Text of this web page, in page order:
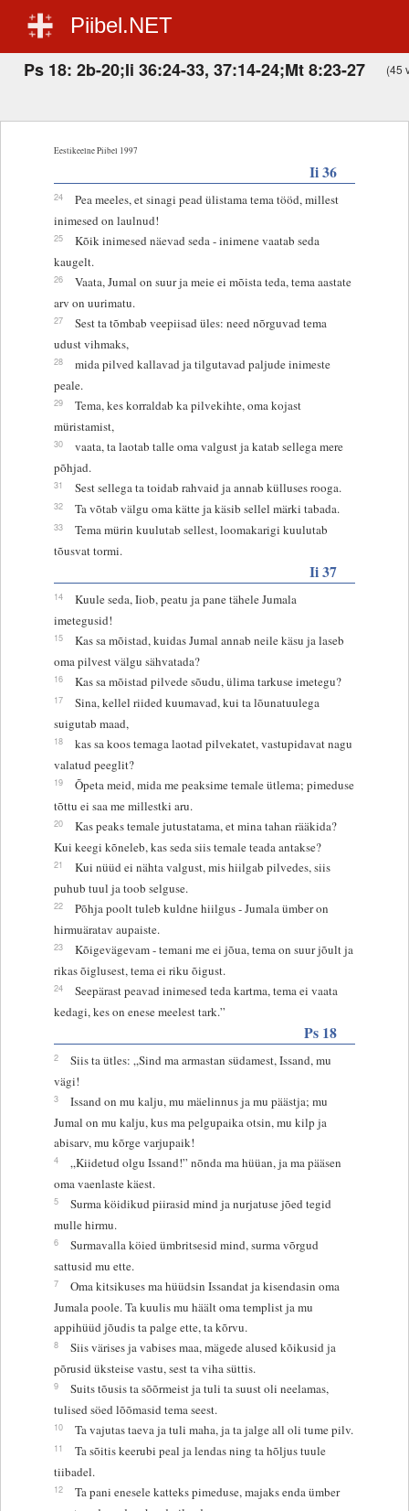
Piibel.NET
Ps 18: 2b-20;Ii 36:24-33, 37:14-24;Mt 8:23-27 (45
Eestikeelne Piibel 1997
Ii 36
24
Pea meeles, et sinagi pead ülistama tema tööd, millest
inimesed on laulnud!
25
Kõik inimesed näevad seda - inimene vaatab seda
kaugelt.
26
Vaata, Jumal on suur ja meie ei mõista teda, tema aastate
arv on uurimatu.
27
Sest ta tõmbab veepiisad üles: need nõrguvad tema
udust vihmaks,
28
mida pilved kallavad ja tilgutavad paljude inimeste
peale.
29
Tema, kes korraldab ka pilvekihte, oma kojast
müristamist,
30
vaata, ta laotab talle oma valgust ja katab sellega mere
põhjad.
31 Sest sellega ta toidab rahvaid ja annab külluses rooga.
32 Ta võtab välgu oma kätte ja käsib sellel märki tabada.
33
Tema mürin kuulutab sellest, loomakarigi kuulutab
tõusvat tormi.
Ii 37
14
Kuule seda, Iiob, peatu ja pane tähele Jumala
imetegusid!
15
Kas sa mõistad, kuidas Jumal annab neile käsu ja laseb
oma pilvest välgu sähvatada?
16 Kas sa mõistad pilvede sõudu, ülima tarkuse imetegu?
17
Sina, kellel riided kuumavad, kui ta lõunatuulega
suigutab maad,
18
kas sa koos temaga laotad pilvekatet, vastupidavat nagu
valatud peeglit?
19
Õpeta meid, mida me peaksime temale ütlema; pimeduse
tõttu ei saa me millestki aru.
20
Kas peaks temale jutustatama, et mina tahan rääkida?
Kui keegi kõneleb, kas seda siis temale teada antakse?
21
Kui nüüd ei nähta valgust, mis hiilgab pilvedes, siis
puhub tuul ja toob selguse.
22
Põhja poolt tuleb kuldne hiilgus - Jumala ümber on
hirmuäratav aupaiste.
23
Kõigevägevam - temani me ei jõua, tema on suur jõult ja
rikas õiglusest, tema ei riku õigust.
24
Seepärast peavad inimesed teda kartma, tema ei vaata
kedagi, kes on enese meelest tark.”
Ps 18
2
Siis ta ütles: „Sind ma armastan südamest, Issand, mu
vägi!
3
Issand on mu kalju, mu mäelinnus ja mu päästja; mu
Jumal on mu kalju, kus ma pelgupaika otsin, mu kilp ja
abisarv, mu kõrge varjupaik!
4
„Kiidetud olgu Issand!” nõnda ma hüüan, ja ma pääsen
oma vaenlaste käest.
5
Surma köidikud piirasid mind ja nurjatuse jõed tegid
mulle hirmu.
6
Surmavalla köied ümbritsesid mind, surma võrgud
sattusid mu ette.
7
Oma kitsikuses ma hüüdsin Issandat ja kisendasin oma
Jumala poole. Ta kuulis mu häält oma templist ja mu
appihüüd jõudis ta palge ette, ta kõrvu.
8
Siis värises ja vabises maa, mägede alused kõikusid ja
põrusid üksteise vastu, sest ta viha süttis.
9
Suits tõusis ta sõõrmeist ja tuli ta suust oli neelamas,
tulised söed lõõmasid tema seest.
10 Ta vajutas taeva ja tuli maha, ja ta jalge all oli tume pilv.
11
Ta sõitis keerubi peal ja lendas ning ta hõljus tuule
tiibadel.
12
Ta pani enesele katteks pimeduse, majaks enda ümber